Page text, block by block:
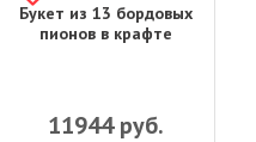
Букет из 13 бордовых
пионов в крафте
11944руб.